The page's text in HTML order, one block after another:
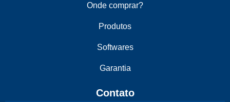
Onde comprar?
Produtos
Softwares
Garantia
Contato